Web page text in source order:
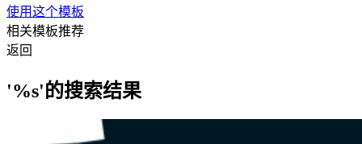
使用这个模板
相关模板推荐
返回
'%s'的搜索结果